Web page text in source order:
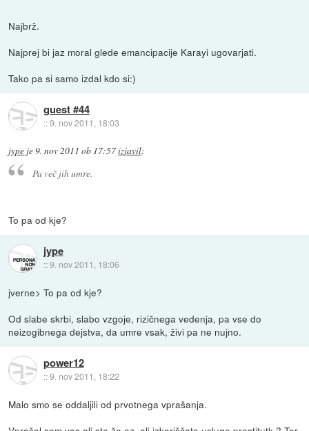
Najbrž.
Najprej bi jaz moral glede emancipacije Karayi ugovarjati.
Tako pa si samo izdal kdo si:)
guest #44
::9. nov 2011, 18:03
jype je 9. nov 2011 ob 17:57izjavil:
Pa več jih umre.
To pa od kje?
jype
::9. nov 2011, 18:06
jverne> To pa od kje?
Od slabe skrbi, slabo vzgoje, rizičnega vedenja, pa vse do
neizogibnega dejstva, da umre vsak, živi pa ne nujno.
power12
::9. nov 2011, 18:22
Malo smo se oddaljili od prvotnega vprašanja.